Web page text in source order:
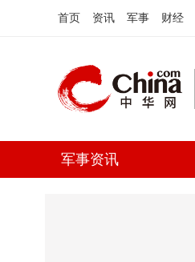
首页 资讯 军事 财经
军事资讯